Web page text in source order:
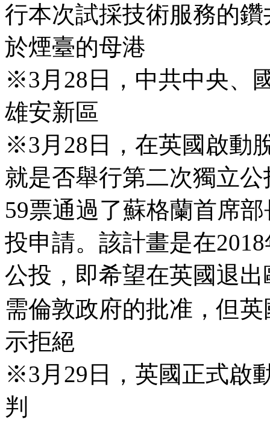
行本次試採技術服務的鑽
於煙臺的母港
※3月28日，中共中央、
雄安新區
※3月28日，在英國啟動
就是否舉行第二次獨立
59票通過了蘇格蘭首席
投申請。該計畫是在
公投，即希望在英國退
需倫敦政府的批准，但
示拒絕
※3月29日，英國正式啟
判